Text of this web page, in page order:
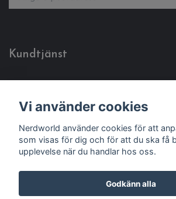
Kundtjänst
Sociala medier
Vi använder cookies
Nerdworld använder cookies för att
som visas för dig och för att du ska få
upplevelse när du handlar hos oss.
Godkänn alla